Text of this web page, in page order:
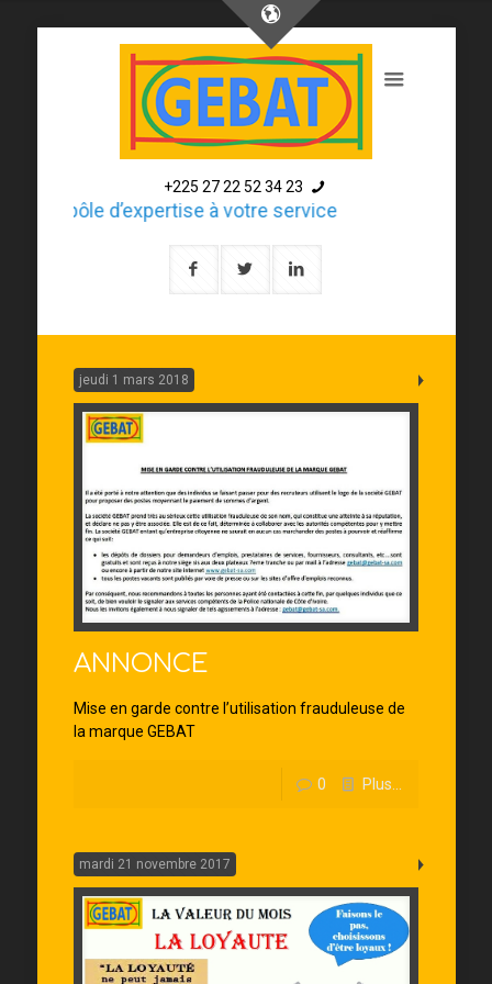
+225 27 22 52 34 23
Un pôle d’expertise à votre service
jeudi 1 mars 2018
ANNONCE
Mise en garde contre l’utilisation frauduleuse de
la marque GEBAT
0 Plus...
mardi 21 novembre 2017